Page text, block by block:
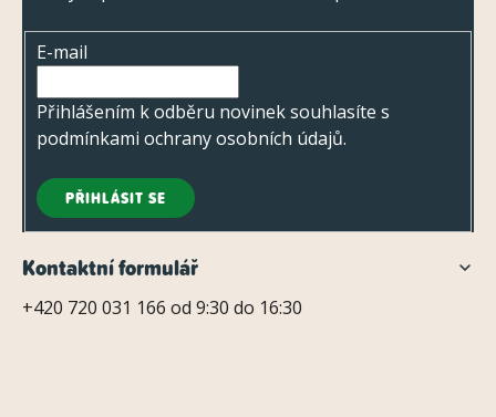
i
E-mail
Přihlášením k odběru novinek souhlasíte s
podmínkami ochrany osobních údajů.
PŘIHLÁSIT SE
Kontaktní formulář
+420 720 031 166 od 9:30 do 16:30